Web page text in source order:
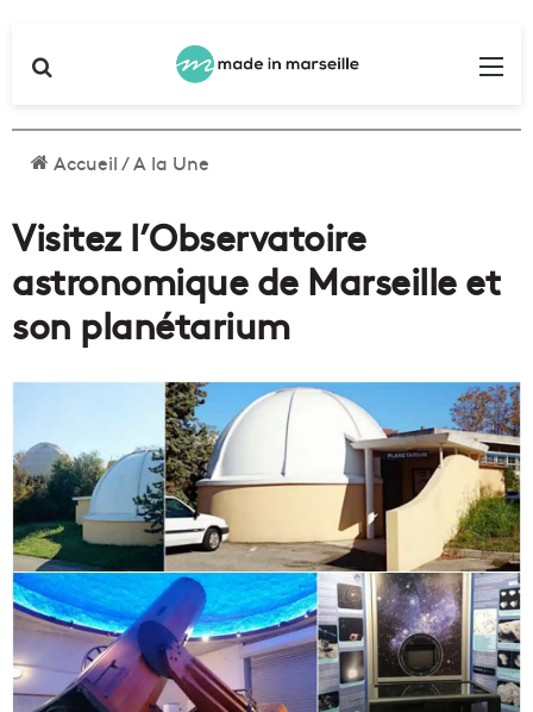
Accueil/A la Une
Visitez l’Observatoire
astronomique de Marseille et
son planétarium